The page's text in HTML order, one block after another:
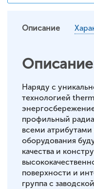
Описание
Наряду с
технологией
профильный
всеми
оборудования
качества и
поверхности и
группа с